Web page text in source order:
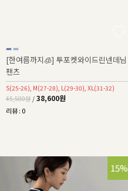
[한여름까지🧊] 투포켓와이드린넨데님
팬츠
S(25-26), M(27-28), L(29-30), XL(31-32)
45,500원 / 38,600원
리뷰 : 0
15%